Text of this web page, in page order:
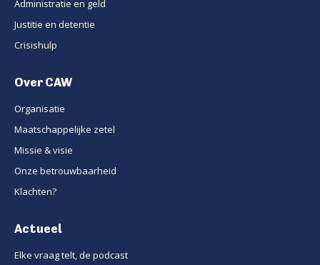
Administratie en geld
Justitie en detentie
Crisishulp
Over CAW
Organisatie
Maatschappelijke zetel
Missie & visie
Onze betrouwbaarheid
Klachten?
Actueel
Elke vraag telt, de podcast